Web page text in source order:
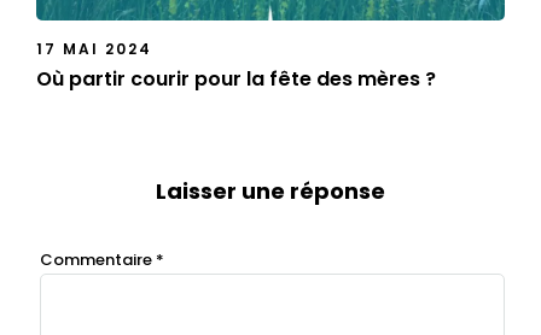
17 MAI 2024
Où partir courir pour la fête des mères ?
Laisser une réponse
Commentaire *